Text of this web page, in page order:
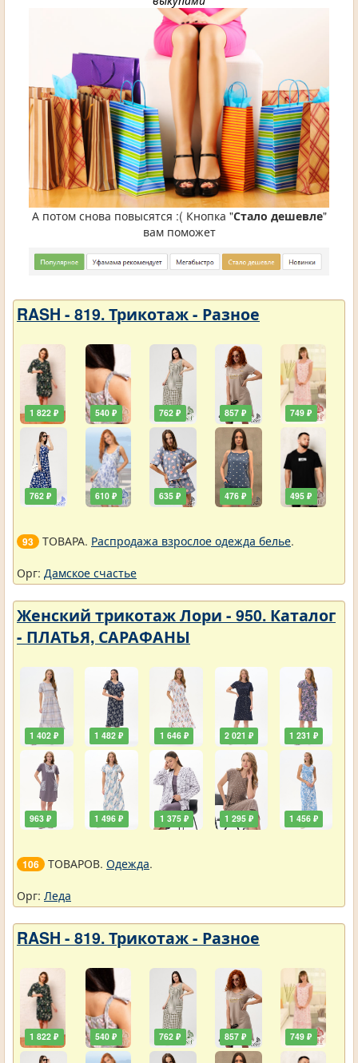
А потом снова повысятся :( Кнопка "Стало дешевле"
вам поможет
RASH - 819. Трикотаж - Разное
1 822 ₽
762 ₽
540 ₽
610 ₽
762 ₽
635 ₽
857 ₽
476 ₽
749 ₽
495 ₽
93 ТОВАРА. Распродажа взрослое одежда белье.
Орг: Дамское счастье
Женский трикотаж Лори - 950. Каталог
- ПЛАТЬЯ, САРАФАНЫ
1 402 ₽
963 ₽
1 482 ₽
1 496 ₽
1 646 ₽
1 375 ₽
2 021 ₽
1 295 ₽
1 231 ₽
1 456 ₽
106 ТОВАРОВ. Одежда.
Орг: Леда
RASH - 819. Трикотаж - Разное
1 822 ₽ 540 ₽ 762 ₽ 857 ₽ 749 ₽